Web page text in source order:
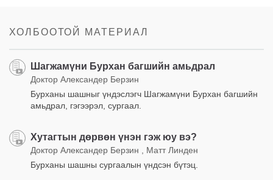
ХОЛБООТОЙ МАТЕРИАЛ
Шагжамүни Бурхан багшийн амьдрал
Доктор Александер Берзин
Бурханы шашныг үндэслэгч Шагжамүни Бурхан багшийн
амьдрал, гэгээрэл, сургаал.
Хутагтын дөрвөн үнэн гэж юу вэ?
Доктор Александер Берзин , Матт Линден
Бурханы шашны сургаалын үндсэн бүтэц.